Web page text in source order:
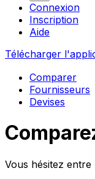
Connexion
Inscription
Aide
Télécharger
Comparer
Fournisseurs
Devises
Vous hésitez